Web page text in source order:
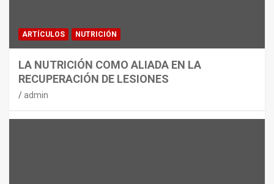
ARTÍCULOS NUTRICIÓN
LA NUTRICIÓN COMO ALIADA EN LA
RECUPERACIÓN DE LESIONES
admin